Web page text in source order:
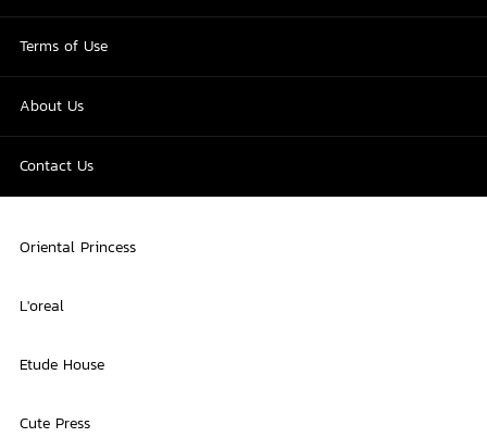
Terms of Use
About Us
Contact Us
Oriental Princess
L'oreal
Etude House
Cute Press